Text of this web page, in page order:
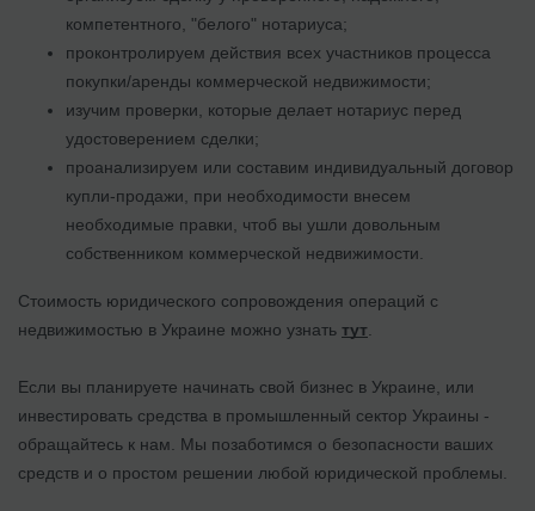
компетентного, "белого" нотариуса;
проконтролируем действия всех участников процесса
покупки/аренды коммерческой недвижимости;
изучим проверки, которые делает нотариус перед
удостоверением сделки;
проанализируем или составим индивидуальный договор
купли-продажи, при необходимости внесем
необходимые правки, чтоб вы ушли довольным
собственником коммерческой недвижимости.
Стоимость юридического сопровождения операций с
недвижимостью в Украине можно узнать тут
Если вы планируете начинать свой бизнес в Украине, или
инвестировать средства в промышленный сектор Украины -
обращайтесь к нам. Мы позаботимся о безопасности ваших
средств и о простом решении любой юридической проблемы.